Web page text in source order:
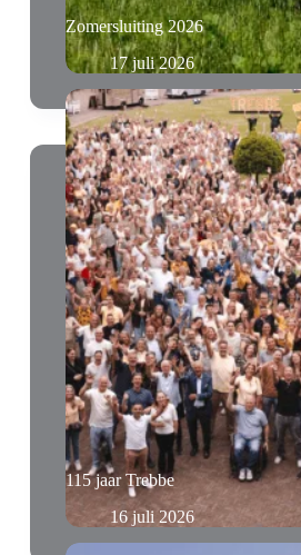
Zomersluiting 2026
17 juli 2026
115 jaar Trebbe
16 juli 2026